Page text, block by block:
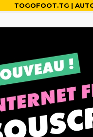
TOGOFOOT.TG |